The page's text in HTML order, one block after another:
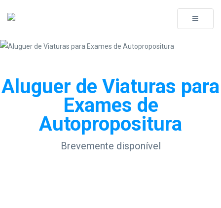
Toggle
Aluguer de Viaturas para
Exames de
Autopropositura
Brevemente disponível